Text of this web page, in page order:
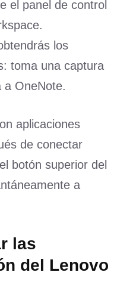
el panel de control
los
toma una captura
a OneNote.
aplicaciones
de conectar
botón superior del
a
las
del Lenovo